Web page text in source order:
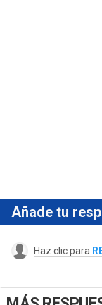
Añade tu
Haz clic para